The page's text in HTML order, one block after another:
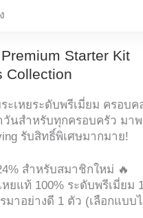
Starter Kit
Collection
เหยระดับพรีเมี่ยม ครอบค
วันสำหรับทุกครอบครัว มา
รับสิทธิ์พิเศษมากมาย!
สำหรับสมาชิกใหม่ 🔥
ยแท้ 100% ระดับพรีเมี่ยม
มาอย่างดี 1 ตัว (เลือกแบบ